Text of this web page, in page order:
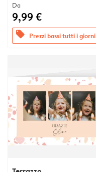
Da
9,99 €
offers Prezzi bassi tutti i giorni